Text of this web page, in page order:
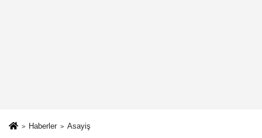
Haberler Asayiş